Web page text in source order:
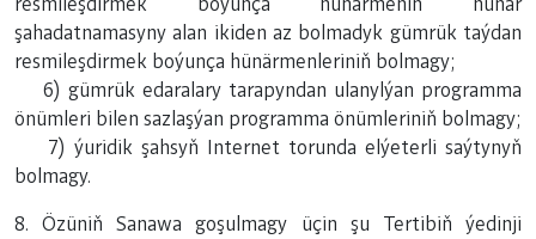
resmileşdirmek boýunça hünärmeniň hünär
şahadatnamasyny alan ikiden az bolmadyk gümrük taýdan
resmileşdirmek boýunça hünärmenleriniň bolmagy;
6) gümrük edaralary tarapyndan ulanylýan programma
önümleri bilen sazlaşýan programma önümleriniň bolmagy;
7) ýuridik şahsyň Internet torunda elýeterli saýtynyň
bolmagy.
8.Özüniň Sanawa goşulmagy üçin şu Tertibiň ýedinji